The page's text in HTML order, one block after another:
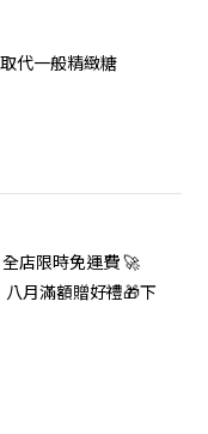
代一般精緻糖
店限時免運費 🚀
月滿額贈好禮🎁下